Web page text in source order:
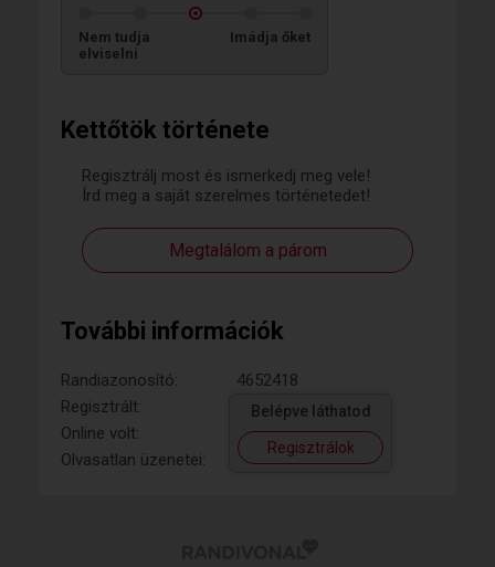
Kettőtök története
Regisztrálj most és ismerkedj meg vele!
Írd meg a saját szerelmes történetedet!
Megtalálom a párom
További információk
Randiazonosító:
4652418
Regisztrált:
Online volt:
Olvasatlan üzenetei:
Belépve láthatod
Regisztrálok
Nem tudja
elviselni
Imádja őket